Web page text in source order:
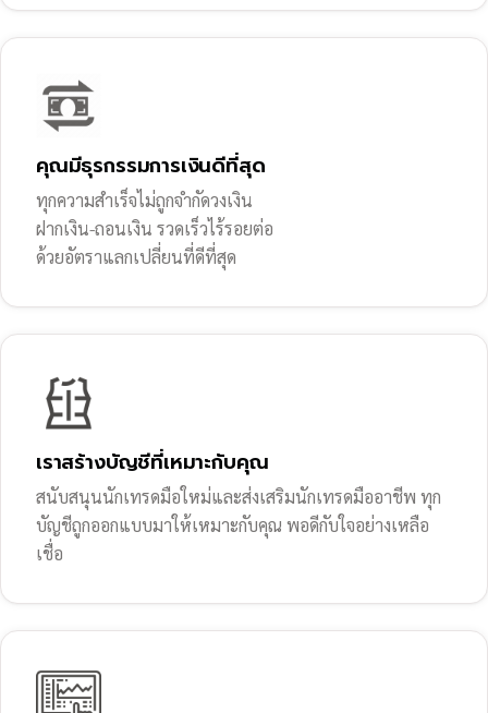
คุณมีธุรกรรมการเงินดีที่สุด
ทุกความสำเร็จไม่ถูกจำกัดวงเงิน
ฝากเงิน-ถอนเงิน รวดเร็วไร้รอยต่อ
ด้วยอัตราแลกเปลี่ยนที่ดีที่สุด
เราสร้างบัญชีที่เหมาะกับคุณ
สนับสนุนนักเทรดมือใหม่และส่งเสริมนักเทรดมืออาชีพ ทุก
บัญชีถูกออกแบบมาให้เหมาะกับคุณ พอดีกับใจอย่างเหลือ
เชื่อ